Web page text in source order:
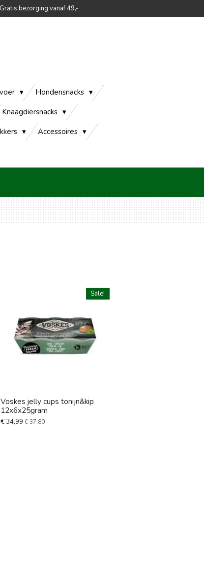
Gratis bezorging vanaf 49,-
Hondensnacks
Knaagdiersnacks
Accessoires
Sale!
Voskes jelly cups tonijn&kip
12x6x25gram
€ 34,99 € 37,80